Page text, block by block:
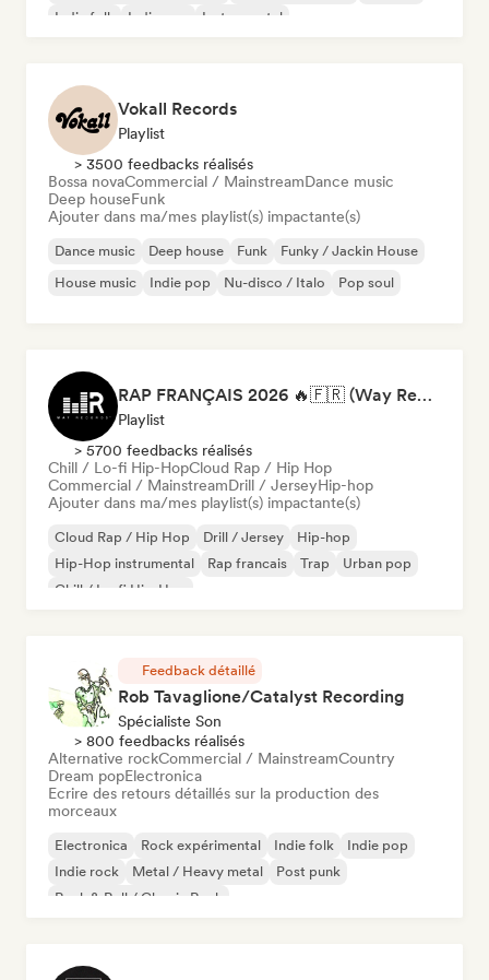
Indie folk
Indie pop Instrumental
Vokall Records
Playlist
> 3500 feedbacks réalisés
Bossa novaCommercial / MainstreamDance music
Deep houseFunk
Ajouter dans ma/mes playlist(s) impactante(s)
Dance music Deep house Funk
Funky / Jackin House
House music
Indie pop Nu-disco / Italo Pop soul
RAP FRANÇAIS 2026 🔥🇫🇷 (Way Records)
Playlist
> 5700 feedbacks réalisés
Chill / Lo-fi Hip-HopCloud Rap / Hip Hop
Commercial / MainstreamDrill / JerseyHip-hop
Ajouter dans ma/mes playlist(s) impactante(s)
Cloud Rap / Hip Hop Drill / Jersey
Hip-hop
Hip-Hop instrumental
Rap francais Trap
Urban pop
Chill / Lo-fi Hip-Hop
Feedback détaillé
Rob Tavaglione/Catalyst Recording
Spécialiste Son
> 800 feedbacks réalisés
Alternative rockCommercial / MainstreamCountry
Dream popElectronica
Ecrire des retours détaillés sur la production des
morceaux
Electronica Rock expérimental Indie folk
Indie pop
Indie rock
Metal / Heavy metal
Post punk
Rock & Roll / Classic Rock